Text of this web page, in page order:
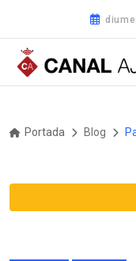
Portada Blog